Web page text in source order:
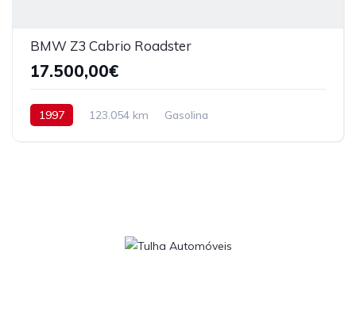
BMW Z3 Cabrio Roadster
17.500,00€
1997 123.054 km Gasolina